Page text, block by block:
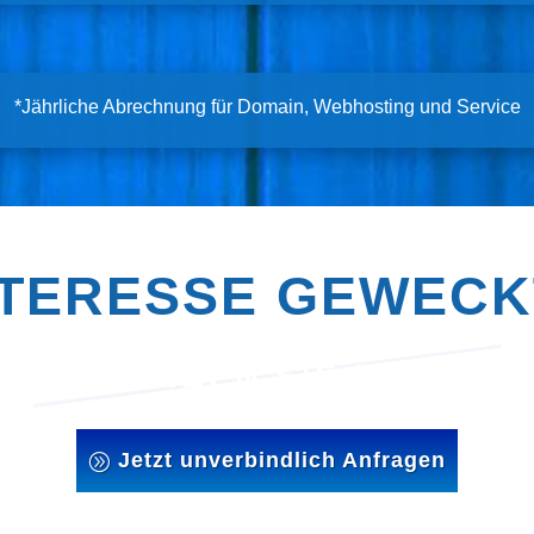
*Jährliche Abrechnung für Domain, Webhosting und Service
Jetzt unverbindlich Anfragen